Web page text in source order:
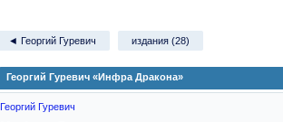
◄ Георгий Гуревич издания (28)
Георгий Гуревич «Инфра Дракона»
Георгий Гуревич